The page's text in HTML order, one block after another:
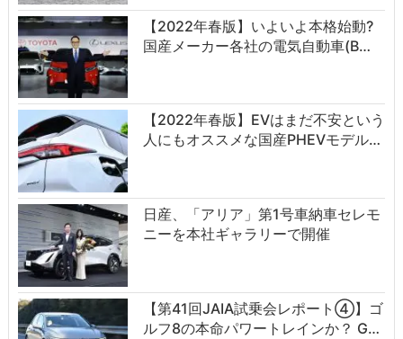
【2022年春版】いよいよ本格始動?
国産メーカー各社の電気自動車(B…
【2022年春版】EVはまだ不安という
人にもオススメな国産PHEVモデル…
日産、「アリア」第1号車納車セレモ
ニーを本社ギャラリーで開催
【第41回JAIA試乗会レポート④】ゴ
ルフ8の本命パワートレインか？ G…